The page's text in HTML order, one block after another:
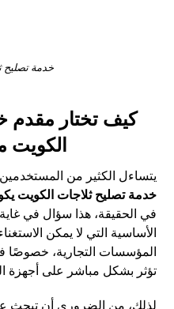
خدمة تصليح
كيف تختار مقدم
الكويت
يتساءل الكثير من
خدمة تصليح ثلاجات الكويت
في الحقيقة، هذا سؤال في غاية
الأساسية التي لا يمكن
المؤسسات التجارية، خصوصًا
تؤثر بشكل مباشر على أجهزة
لذلك، من الضروري أن تبحث